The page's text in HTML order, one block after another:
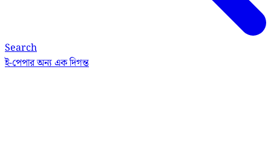
Search
ই-পেপারঅন্য এক দিগন্ত